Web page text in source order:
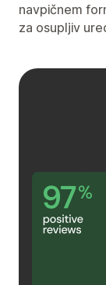
navpičnem
za osupljiv